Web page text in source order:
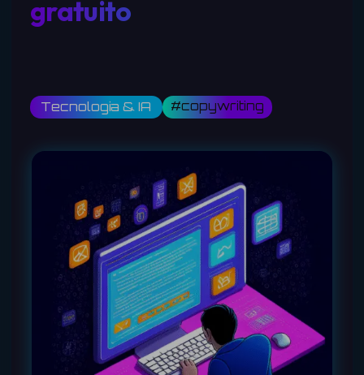
gratuito
Tecnologia & IA #copywriting